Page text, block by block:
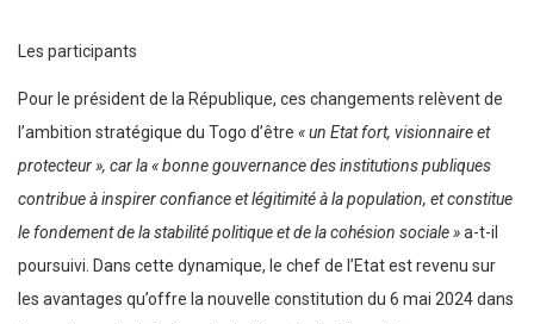
Les participants
Pour le président de la République, ces changements relèvent de
l’ambition stratégique du Togo d’être « un Etat fort, visionnaire et
protecteur », car la « bonne gouvernance des institutions publiques
contribue à inspirer confiance et légitimité à la population, et constitue
le fondement de la stabilité politique et de la cohésion sociale »a-t-il
poursuivi. Dans cette dynamique, le chef de l’Etat est revenu sur
les avantages qu’offre la nouvelle constitution du 6 mai 2024 dans